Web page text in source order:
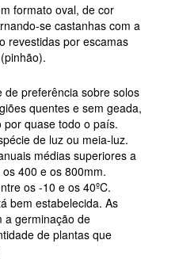
formato oval, de cor
se castanhas com a
revestidas por escamas
de preferência sobre solos
quentes e sem geada,
quase todo o país.
de luz ou meia-luz.
médias superiores a
400 e os 800mm.
os -10 e os 40ºC.
bem estabelecida. As
a germinação de
de plantas que